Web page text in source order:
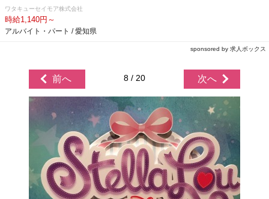
ワタキューセイモア株式会社
時給1,140円～
アルバイト・パート / 愛知県
sponsored by 求人ボックス
前へ 8 / 20 次へ